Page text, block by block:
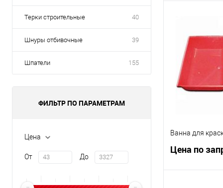
Терки строительные 40
Шнуры отбивочные 39
Шпатели 155
ФИЛЬТР ПО ПАРАМЕТРАМ
Цена
От До
В
К сравнению
Ванна для
Цена по